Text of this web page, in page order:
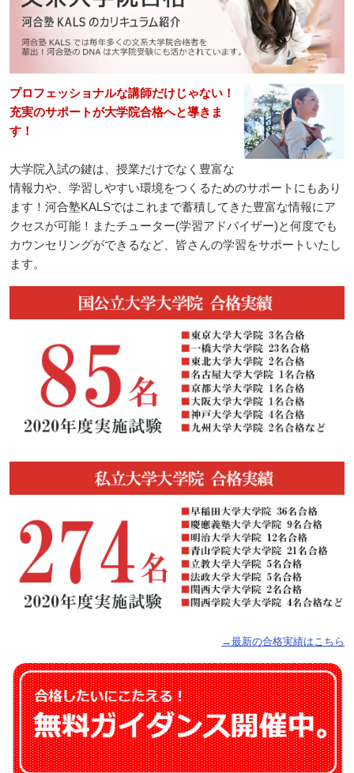
プロフェッショナルな講師だけじゃない！
充実のサポートが大学院合格へと導きま
す！
大学院入試の鍵は、授業だけでなく豊富な
情報力や、学習しやすい環境をつくるためのサポートにもあり
ます！河合塾KALSではこれまで蓄積してきた豊富な情報にア
クセスが可能！またチューター(学習アドバイザー)と何度でも
カウンセリングができるなど、皆さんの学習をサポートいたし
ます。
→最新の合格実績はこちら